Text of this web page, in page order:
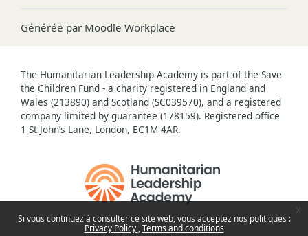
Si vous continuez à consulter ce site web, vous acceptez nos politiques :
Privacy Policy Terms and conditions
Générée par Moodle Workplace
The Humanitarian Leadership Academy is part of the Save
the Children Fund - a charity registered in England and
Wales (213890) and Scotland (SC039570), and a registered
company limited by guarantee (178159). Registered office
1 St John’s Lane, London, EC1M 4AR.